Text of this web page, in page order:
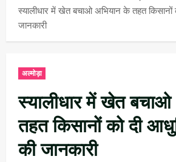
स्यालीधार में खेत बचाओ अभियान के तहत
जानकारी
अल्मोड़ा
स्यालीधार में खेत
तहत किसानों को दी
की जानकारी